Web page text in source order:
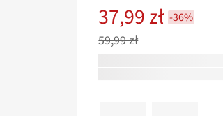
37,99 zł -36%
59,99 zł